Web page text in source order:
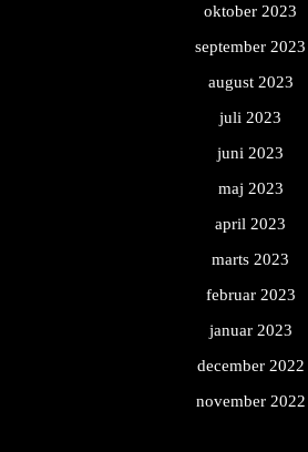
oktober 2023
september 2023
august 2023
juli 2023
juni 2023
maj 2023
april 2023
marts 2023
februar 2023
januar 2023
december 2022
november 2022